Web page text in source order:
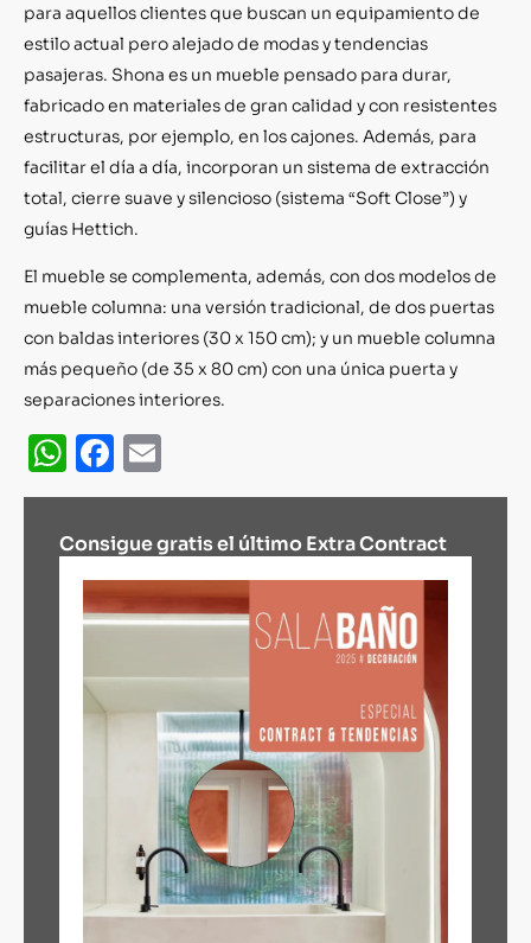
para aquellos clientes que buscan un equipamiento de
estilo actual pero alejado de modas y tendencias
pasajeras. Shona es un mueble pensado para durar,
fabricado en materiales de gran calidad y con resistentes
estructuras, por ejemplo, en los cajones. Además, para
facilitar el día a día, incorporan un sistema de extracción
total, cierre suave y silencioso (sistema “Soft Close”) y
guías Hettich.
El mueble se complementa, además, con dos modelos de
mueble columna: una versión tradicional, de dos puertas
con baldas interiores (30 x 150 cm); y un mueble columna
más pequeño (de 35 x 80 cm) con una única puerta y
separaciones interiores.
WhatsApp
Facebook
Consigue gratis el último Extra Contract